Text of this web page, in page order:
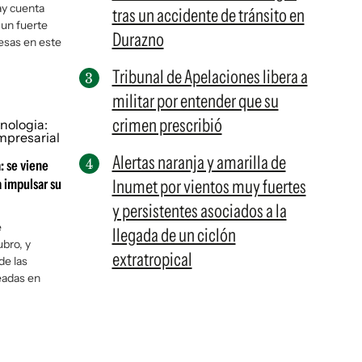
cuenta
fuerte
en este
se viene
impulsar su
y
las
en
tras un accidente de tránsito en
Durazno
Tribunal de Apelaciones libera a
militar por entender que su
crimen prescribió
Alertas naranja y amarilla de
Inumet por vientos muy fuertes
y persistentes asociados a la
llegada de un ciclón
extratropical